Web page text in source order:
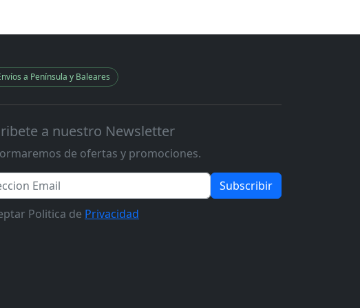
a Península y Baleares
a nuestro Newsletter
de ofertas y promociones.
Subscribir
Politica de Privacidad